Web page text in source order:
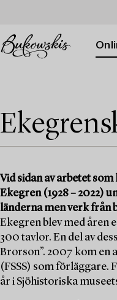
Vid sidan av arbetet
Ekegren (1928 – 2022)
länderna men verk från
Ekegren blev med åren
300 tavlor. En del av
Brorson”. 2007 kom en
(FSSS) som förläggare.
år i Sjöhistoriska